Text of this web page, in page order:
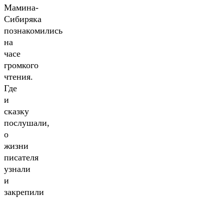
Мамина-
Сибиряка
познакомились
на
часе
громкого
чтения.
Где
и
сказку
послушали,
о
жизни
писателя
узнали
и
закрепили